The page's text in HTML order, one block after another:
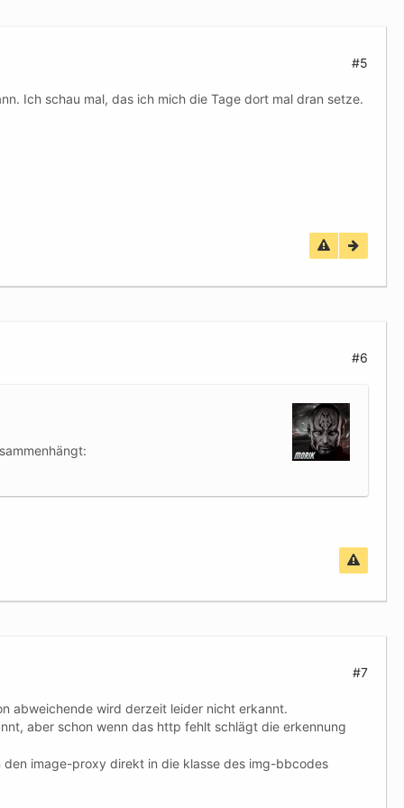
#5
Ich schau mal, das ich mich die Tage dort mal dran setze.
#6
#7
abweichende wird derzeit leider nicht erkannt.
aber schon wenn das http fehlt schlägt die erkennung
image-proxy direkt in die klasse des img-bbcodes